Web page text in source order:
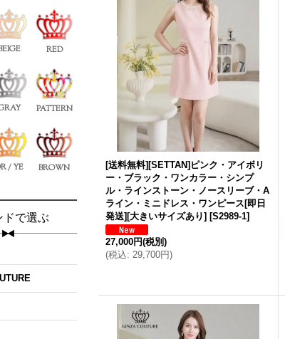
RED
PATTERN
/ YE BROWN
ドで選ぶ
[送料無料][SETTAN]ピンク・アイボリ
ー・ブラック・ワンカラー・シンプ
ル・ラインストーン・ノースリーブ・A
ライン・ミニドレス・ワンピース[即日
発送][大きいサイズあり] [S2989-1]
27,000円(税別)
(税込: 29,700円)